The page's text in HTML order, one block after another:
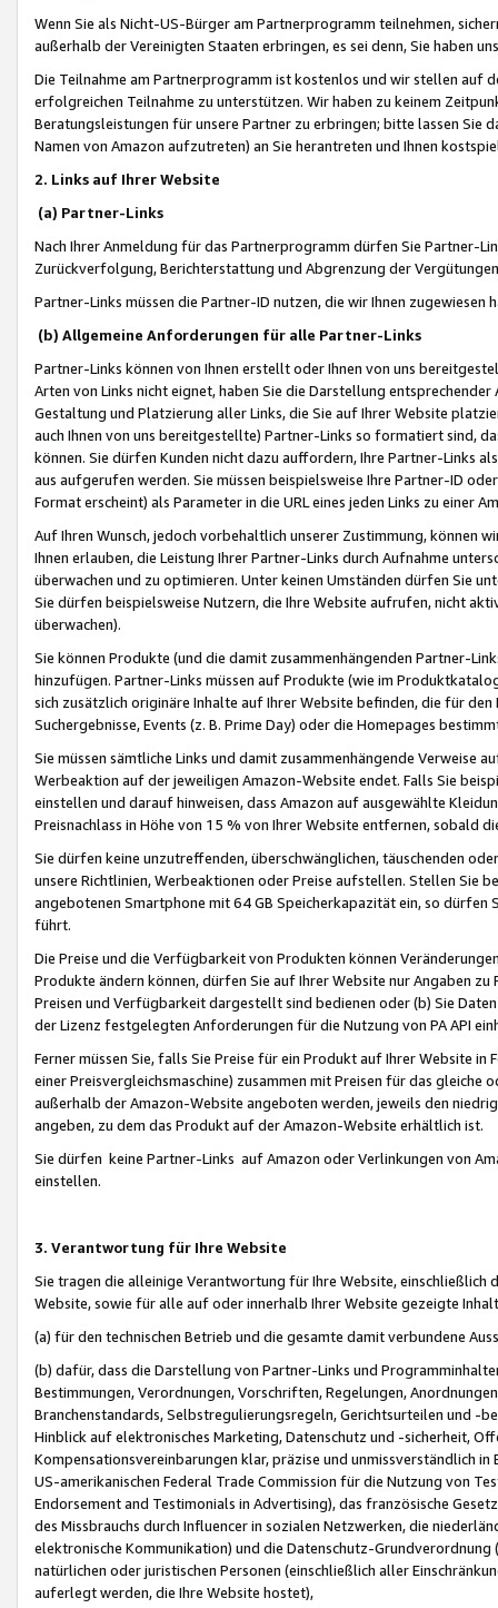
Wenn Sie als Nicht-US-Bürger am Partnerprogramm teilnehmen,
außerhalb der Vereinigten Staaten erbringen, es sei denn, Sie haben
Die Teilnahme am Partnerprogramm ist kostenlos und wir stellen auf
erfolgreichen Teilnahme zu unterstützen. Wir haben zu keinem
Beratungsleistungen für unsere Partner zu erbringen; bitte lassen Sie
Namen von Amazon aufzutreten) an Sie herantreten und Ihnen
2. Links auf Ihrer Website
(a) Partner-Links
Nach Ihrer Anmeldung für das Partnerprogramm dürfen Sie Partner-
Zurückverfolgung, Berichterstattung und Abgrenzung der
Partner-Links müssen die Partner-ID nutzen, die wir Ihnen zugewiesen
(b) Allgemeine Anforderungen für alle Partner-Links
Partner-Links können von Ihnen erstellt oder Ihnen von uns
Arten von Links nicht eignet, haben Sie die Darstellung
Gestaltung und Platzierung aller Links, die Sie auf Ihrer Website
auch Ihnen von uns bereitgestellte) Partner-Links so formatiert sind,
können. Sie dürfen Kunden nicht dazu auffordern, Ihre Partner-Links
aus aufgerufen werden. Sie müssen beispielsweise Ihre Partner-ID
Format erscheint) als Parameter in die URL eines jeden Links zu einer
Auf Ihren Wunsch, jedoch vorbehaltlich unserer Zustimmung, können
Ihnen erlauben, die Leistung Ihrer Partner-Links durch Aufnahme
überwachen und zu optimieren. Unter keinen Umständen dürfen Sie
Sie dürfen beispielsweise Nutzern, die Ihre Website aufrufen, nicht
überwachen).
Sie können Produkte (und die damit zusammenhängenden Partner-
hinzufügen. Partner-Links müssen auf Produkte (wie im
sich zusätzlich originäre Inhalte auf Ihrer Website befinden, die für
Suchergebnisse, Events (z. B. Prime Day) oder die Homepages
Sie müssen sämtliche Links und damit zusammenhängende
Werbeaktion auf der jeweiligen Amazon-Website endet. Falls Sie
einstellen und darauf hinweisen, dass Amazon auf ausgewählte
Preisnachlass in Höhe von 15 % von Ihrer Website entfernen, sobald
Sie dürfen keine unzutreffenden, überschwänglichen, täuschenden
unsere Richtlinien, Werbeaktionen oder Preise aufstellen. Stellen Sie
angebotenen Smartphone mit 64 GB Speicherkapazität ein, so dürfen
führt.
Die Preise und die Verfügbarkeit von Produkten können
Produkte ändern können, dürfen Sie auf Ihrer Website nur Angaben
Preisen und Verfügbarkeit dargestellt sind bedienen oder (b) Sie
der Lizenz festgelegten Anforderungen für die Nutzung von PA API
Ferner müssen Sie, falls Sie Preise für ein Produkt auf Ihrer Website
einer Preisvergleichsmaschine) zusammen mit Preisen für das
außerhalb der Amazon-Website angeboten werden, jeweils den
angeben, zu dem das Produkt auf der Amazon-Website erhältlich ist.
Sie dürfen keine Partner-Links auf Amazon oder Verlinkungen von
einstellen.
3. Verantwortung für Ihre Website
Sie tragen die alleinige Verantwortung für Ihre Website,
Website, sowie für alle auf oder innerhalb Ihrer Website gezeigte
(a) für den technischen Betrieb und die gesamte damit verbundene
(b) dafür, dass die Darstellung von Partner-Links und
Bestimmungen, Verordnungen, Vorschriften, Regelungen,
Branchenstandards, Selbstregulierungsregeln, Gerichtsurteilen und -
Hinblick auf elektronisches Marketing, Datenschutz und -sicherheit,
Kompensationsvereinbarungen klar, präzise und unmissverständlich
US-amerikanischen Federal Trade Commission für die Nutzung von
Endorsement and Testimonials in Advertising), das französische
des Missbrauchs durch Influencer in sozialen Netzwerken, die
elektronische Kommunikation) und die Datenschutz-
natürlichen oder juristischen Personen (einschließlich aller
auferlegt werden, die Ihre Website hostet),